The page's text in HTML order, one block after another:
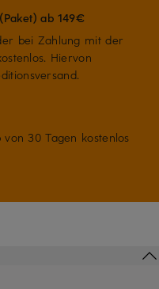
ab 149€
bei Zahlung mit der
Hiervon
30 Tagen kostenlos